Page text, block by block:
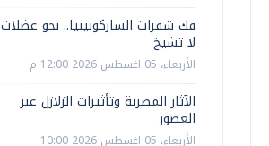
فك شفرات الساركوبينيا.. نحو عضلات
لا تشيخ
الأربعاء، 05 اغسطس 2026 12:00 م
الآثار المصرية وتأثيرات الزلازل عبر
العصور
الأربعاء، 05 اغسطس 2026 10:00